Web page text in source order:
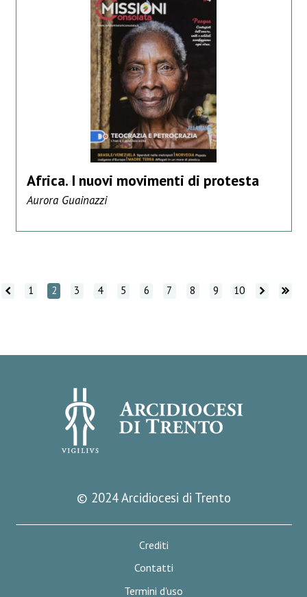
Africa. I nuovi movimenti di protesta
Aurora Guainazzi
1 2 3 4 5 6 7 8 9 10Vai avanti
Vai avanti
© 2024 Arcidiocesi di Trento
Crediti
Contatti
Termini d'uso